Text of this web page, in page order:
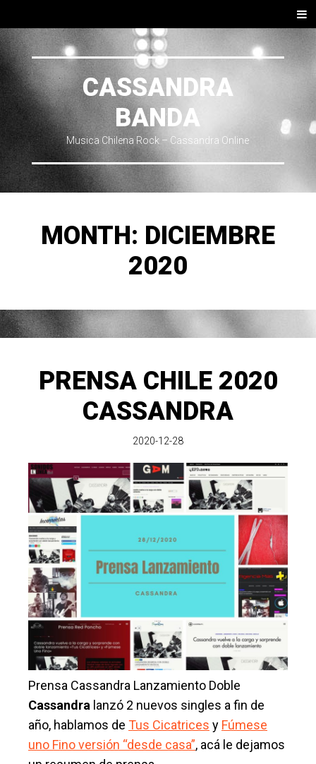
CASSANDRA
BANDA
Musica Chilena Rock – Cassandra Online
MONTH: DICIEMBRE
2020
PRENSA CHILE 2020
CASSANDRA
2020-12-28
Prensa Cassandra Lanzamiento Doble
Cassandra lanzó 2 nuevos singles a fin de
año, hablamos de Tus Cicatrices y Fúmese
uno Fino versión “desde casa”, acá le dejamos